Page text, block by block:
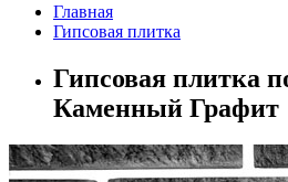
Главная
Гипсовая плитка
Гипсовая плитка
Каменный Графит